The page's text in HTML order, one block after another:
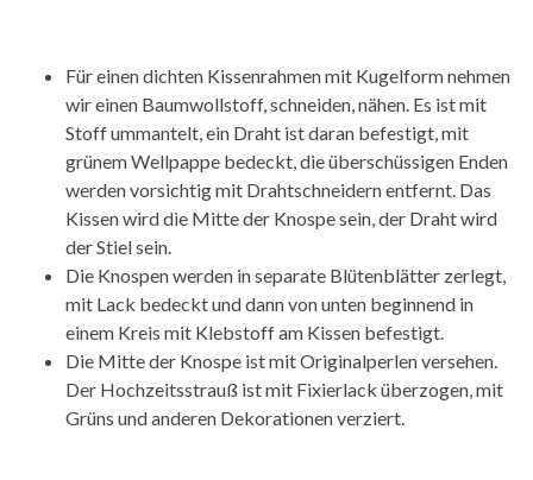
Für einen dichten Kissenrahmen mit Kugelform nehmen
wir einen Baumwollstoff, schneiden, nähen. Es ist mit
Stoff ummantelt, ein Draht ist daran befestigt, mit
grünem Wellpappe bedeckt, die überschüssigen Enden
werden vorsichtig mit Drahtschneidern entfernt. Das
Kissen wird die Mitte der Knospe sein, der Draht wird
der Stiel sein.
Die Knospen werden in separate Blütenblätter zerlegt,
mit Lack bedeckt und dann von unten beginnend in
einem Kreis mit Klebstoff am Kissen befestigt.
Die Mitte der Knospe ist mit Originalperlen versehen.
Der Hochzeitsstrauß ist mit Fixierlack überzogen, mit
Grüns und anderen Dekorationen verziert.